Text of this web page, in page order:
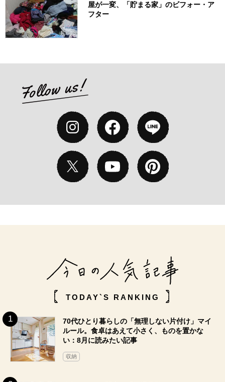
屋が一変、「貯まる家」のビフォー・ア
フター
TODAY`S RANKING
70代ひとり暮らしの「無理しない片付け」マイ
ルール。食卓はあえて小さく、ものを置かな
い：8月に読みたい記事
収納